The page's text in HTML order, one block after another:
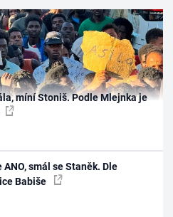
míní Stoniš. Podle Mlejnka je
smál se Staněk. Dle
Babiše